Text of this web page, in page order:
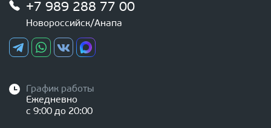
+7 989 288 77 00
Новороссийск/Анапа
График работы
Ежедневно
с 9:00 до 20:00